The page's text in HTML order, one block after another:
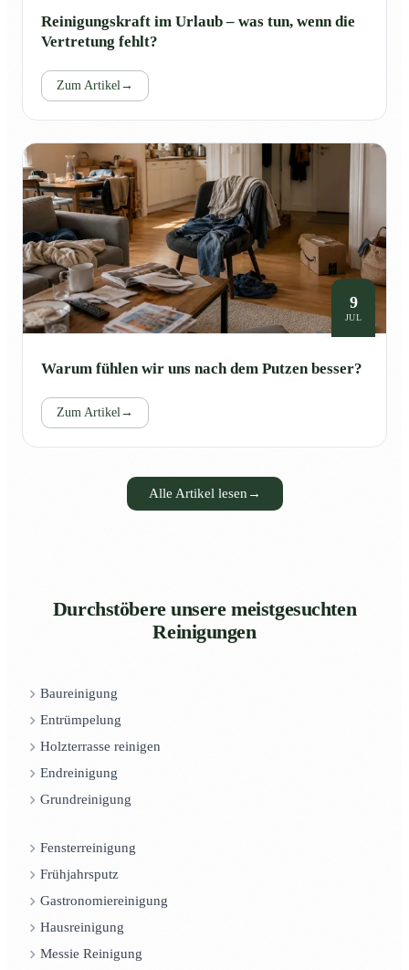
Reinigungskraft im Urlaub – was tun, wenn die
Vertretung fehlt?
Zum Artikel→
9
JUL
Warum fühlen wir uns nach dem Putzen besser?
Zum Artikel→
Alle Artikel lesen →
Durchstöbere unsere meistgesuchten
Reinigungen
Baureinigung
Entrümpelung
Holzterrasse reinigen
Endreinigung
Grundreinigung
Fensterreinigung
Frühjahrsputz
Gastronomiereinigung
Hausreinigung
Messie Reinigung